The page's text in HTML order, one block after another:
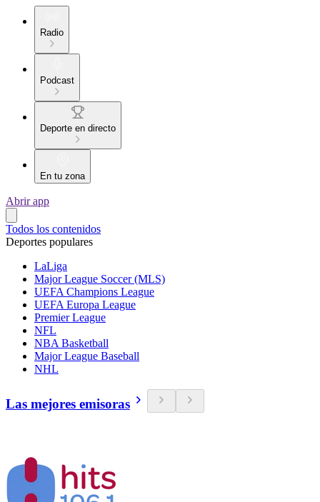
Radio
Podcast
Deporte en directo
En tu zona
Abrir app
Todos los contenidos
Deportes populares
LaLiga
Major League Soccer (MLS)
UEFA Champions League
UEFA Europa League
Premier League
NFL
NBA Basketball
Major League Baseball
NHL
Las mejores emisoras